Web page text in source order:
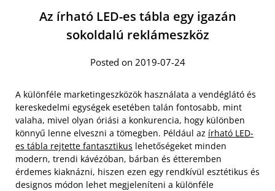
Az írható LED-es tábla egy igazán
sokoldalú reklámeszköz
Posted on 2019-07-24
A különféle marketingeszközök használata a vendéglátó és
kereskedelmi egységek esetében talán fontosabb, mint
valaha, mivel olyan óriási a konkurencia, hogy különben
könnyű lenne elveszni a tömegben. Például az írható LED-
es tábla rejtette fantasztikus lehetőségeket minden
modern, trendi kávézóban, bárban és étteremben
érdemes kiaknázni, hiszen ezen egy rendkívül esztétikus és
designos módon lehet megjeleníteni a különféle